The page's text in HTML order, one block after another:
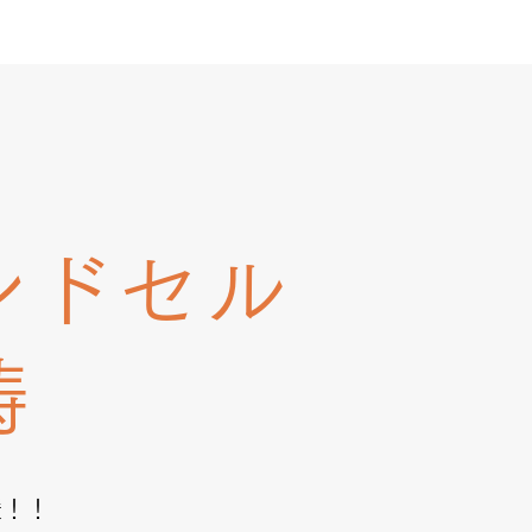
ドセル
！